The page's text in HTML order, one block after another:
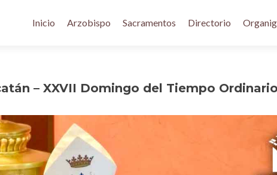
Inicio Arzobispo Sacramentos Directorio
– XXVII Domingo del Tiempo